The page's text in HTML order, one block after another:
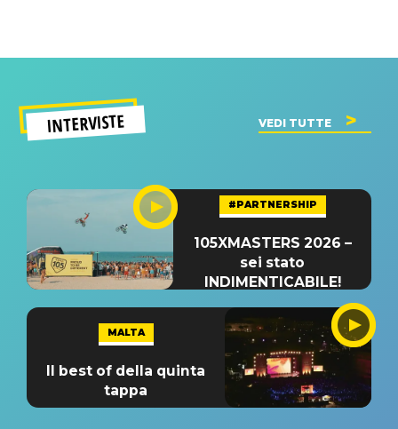
INTERVISTE VEDI TUTTE
#PARTNERSHIP
105XMASTERS 2026 –
sei stato
INDIMENTICABILE!
MALTA
Il best of della quinta
tappa